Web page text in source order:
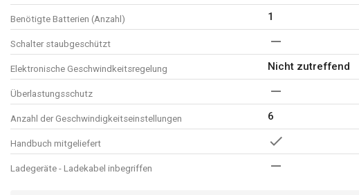
Benötigte Batterien (Anzahl) 1
Schalter staubgeschützt
Elektronische Geschwindkeitsregelung Nicht zutreffend
Überlastungsschutz
Anzahl der Geschwindigkeitseinstellungen 6
Handbuch mitgeliefert
Ladegeräte - Ladekabel inbegriffen